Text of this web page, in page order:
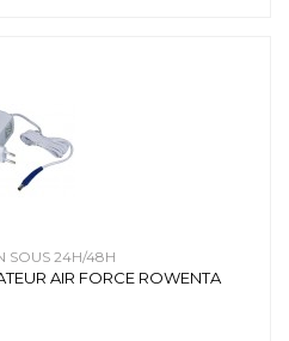
SOUS 24H/48H
AIR FORCE ROWENTA